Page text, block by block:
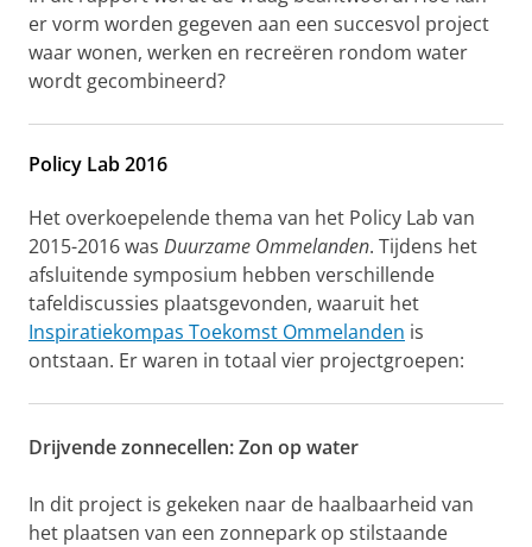
er vorm worden gegeven aan een succesvol project
waar wonen, werken en recreëren rondom water
wordt gecombineerd?
Policy Lab 2016
Het overkoepelende thema van het Policy Lab van
2015-2016 was Duurzame Ommelanden. Tijdens het
afsluitende symposium hebben verschillende
tafeldiscussies plaatsgevonden, waaruit het
Inspiratiekompas Toekomst Ommelanden is
ontstaan. Er waren in totaal vier projectgroepen:
Drijvende zonnecellen: Zon op water
In dit project is gekeken naar de haalbaarheid van
het plaatsen van een zonnepark op stilstaande